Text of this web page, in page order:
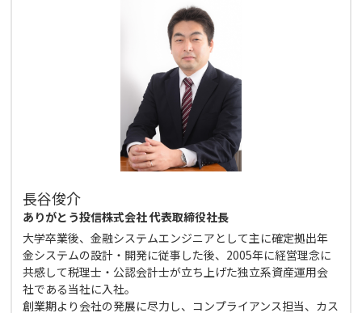
長谷俊介
ありがとう投信株式会社 代表取締役社長
大学卒業後、金融システムエンジニアとして主に確定拠出年
金システムの設計・開発に従事した後、2005年に経営理念に
共感して税理士・公認会計士が立ち上げた独立系資産運用会
社である当社に入社。
創業期より会社の発展に尽力し、コンプライアンス担当、カス